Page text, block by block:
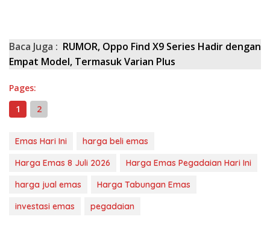
Baca Juga : RUMOR, Oppo Find X9 Series Hadir dengan
Empat Model, Termasuk Varian Plus
Pages:
1
2
Emas Hari Ini
harga beli emas
Harga Emas 8 Juli 2026
Harga Emas Pegadaian Hari Ini
harga jual emas
Harga Tabungan Emas
investasi emas
pegadaian